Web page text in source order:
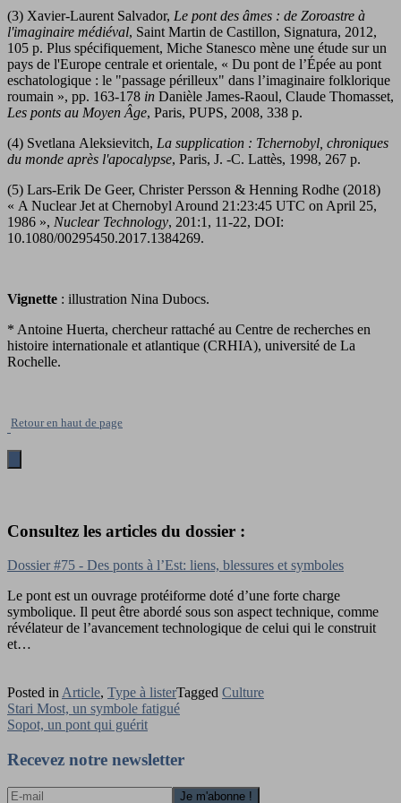
(3) Xavier-Laurent Salvador, Le pont des âmes : de Zoroastre à
l'imaginaire médiéval, Saint Martin de Castillon, Signatura, 2012,
105 p. Plus spécifiquement, Miche Stanesco mène une étude sur un
pays de l'Europe centrale et orientale, « Du pont de l’Épée au pont
eschatologique : le "passage périlleux" dans l’imaginaire folklorique
roumain », pp. 163-178 in Danièle James-Raoul, Claude Thomasset,
Les ponts au Moyen Âge, Paris, PUPS, 2008, 338 p.
(4) Svetlana Aleksievitch, La supplication : Tchernobyl, chroniques
du monde après l'apocalypse, Paris, J. -C. Lattès, 1998, 267 p.
(5) Lars-Erik De Geer, Christer Persson & Henning Rodhe (2018)
« A Nuclear Jet at Chernobyl Around 21:23:45 UTC on April 25,
1986 », Nuclear Technology, 201:1, 11-22, DOI:
10.1080/00295450.2017.1384269.
Vignette : illustration Nina Dubocs.
* Antoine Huerta, chercheur rattaché au Centre de recherches en
histoire internationale et atlantique (CRHIA), université de La
Rochelle.
Retour en haut de page
Consultez les articles du dossier :
Dossier #75 - Des ponts à l’Est: liens, blessures et symboles
Le pont est un ouvrage protéiforme doté d’une forte charge
symbolique. Il peut être abordé sous son aspect technique, comme
révélateur de l’avancement technologique de celui qui le construit
et…
Posted in Article, Type à listerTagged Culture
Navigation
de
l’article
Stari Most, un symbole fatigué
Sopot, un pont qui guérit
Recevez notre newsletter